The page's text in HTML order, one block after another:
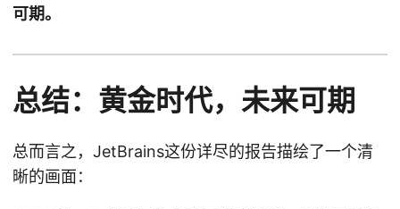
可期。
总结：黄金时代，未来可期
总而言之，JetBrains这份详尽的报告描绘了一个清
晰的画面：